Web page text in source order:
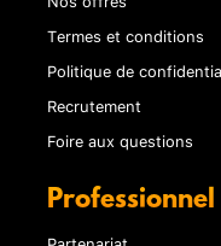
Termes et conditions
Politique de
Recrutement
Foire aux questions
Professionnel